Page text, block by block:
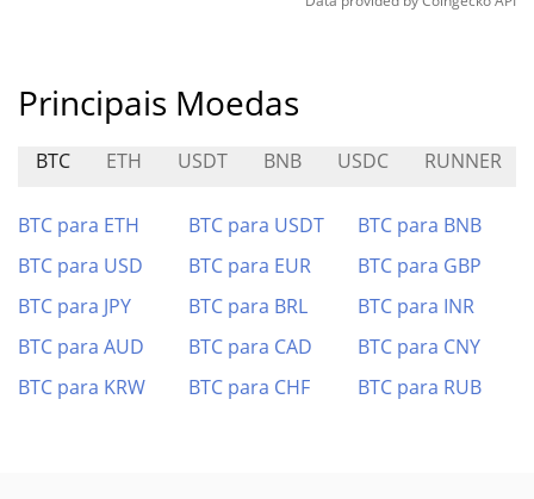
Principais Moedas
BTC ETH USDT BNB USDC RUNNER
BTC para ETH BTC para USDT
BTC para BNB
BTC para USD
BTC para EUR
BTC para GBP
BTC para JPY
BTC para BRL
BTC para INR
BTC para AUD
BTC para CAD
BTC para CNY
BTC para KRW
BTC para CHF BTC para RUB